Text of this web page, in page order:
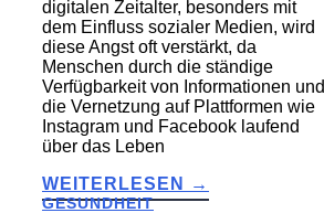
digitalen Zeitalter, besonders mit
dem Einfluss sozialer Medien, wird
diese Angst oft verstärkt, da
Menschen durch die ständige
Verfügbarkeit von Informationen und
die Vernetzung auf Plattformen wie
Instagram und Facebook laufend
über das Leben
WEITERLESEN →
GESUNDHEIT